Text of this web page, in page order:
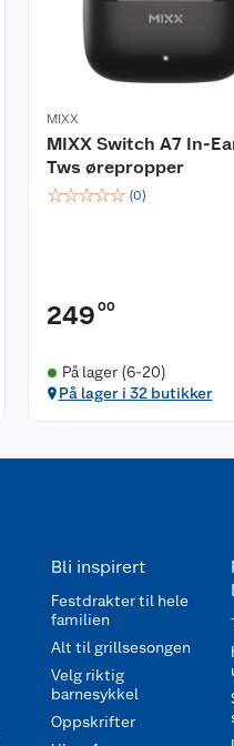
MIXX
MIXX Switch A7 In-
Tws ørepropper
☆☆☆☆☆ (0)
249 00
På lager (6-20)
På lager i 32 butikker
Bli inspirert
Festdrakter til hele
familien
Alt til grillsesongen
Velg riktig
barnesykkel
Oppskrifter